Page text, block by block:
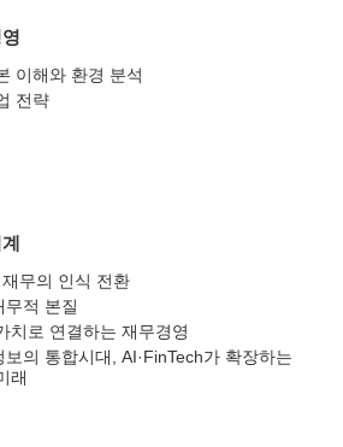
이해와 환경 분석
전략
무의 인식 전환
무적 본질
치로 연결하는 재무경영
의 통합시대, AI·FinTech가 확장하는
래